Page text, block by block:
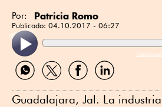
Por: Patricia Romo
Publicado: 04.10.2017 - 06:27
Compartir
por
Compartir
por
Compartir
por
Compartir
por
Guadalajara, Jal. La